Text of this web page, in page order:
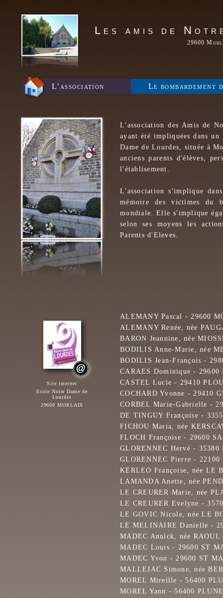
Le bombardement
Les amis de
29600
L’association
L'association des Amis de
ayant été impliquées dans
Dame de Lourdes, située à
anciens parents d'élèves,
l'établisement.
L'association s'implique
mémoire des victimes du
mondiale. Elle s'implique
selon ses moyens les
Parents d'Eleves.
ALEMANY Pascal - 29600
ALEMANY Renée, née
BARON Jeannine, née
BODILIS Anne-Marie, née
BODILIS Jean-François -
CARAES Dominique -
CASTEL Lucie - 29410
COCHARD Yvonne - 29410
CORBEL Marie-Gabrielle -
DE TINGUY Françoise -
FICHOU Maria, née
FLOCH Françoise - 29600
GLORENNEC Hervé - 35380
GLORENNEC Pierre -
KERLEO Françoise, née LE
LAMANDA Anette, née
LE CREURER Marie, née
LE CREURER Evelyne -
LE GOVIC Nicole, née LE
LE MELINAIRE Danielle -
MADEC Annick, née
MADEC Louis - 29600 ST
MADEC Yvon - 29600 ST
MALLEJAC Simone, née
MOREL Mireille - 56400
MOREL Yann - 56400
Site internet
Ecole Notre Dame de
Lourdes
29600 MORLAIX